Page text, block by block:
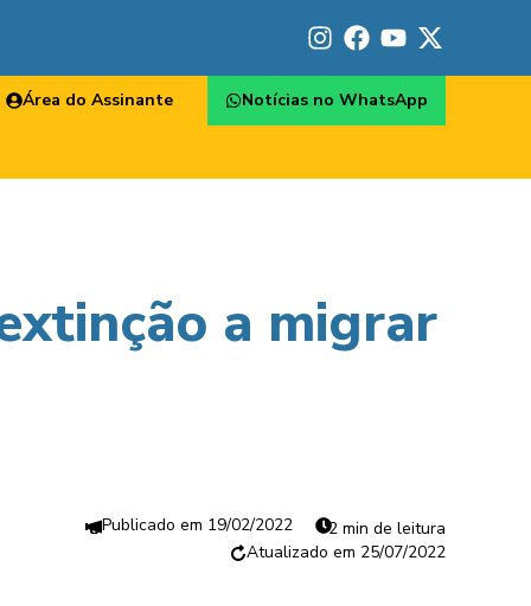
Área do Assinante Notícias no WhatsApp
a migrar
19/02/2022
2 min de leitura
25/07/2022